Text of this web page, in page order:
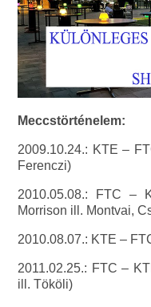
Meccstörténelem:
2009.10.24.: KTE –
Ferenczi)
2010.05.08.: FTC –
Morrison ill. Montvai,
2010.08.07.: KTE –
2011.02.25.: FTC –
ill. Tököli)